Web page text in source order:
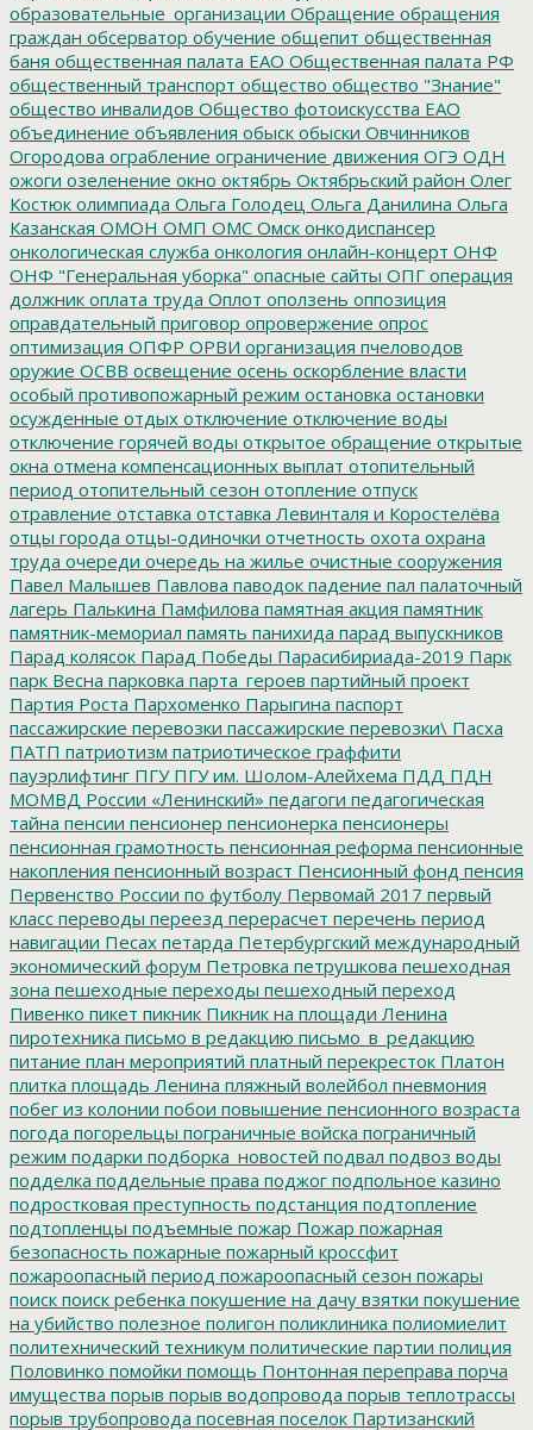
образовательные_организации Обращение обращения
граждан обсерватор обучение общепит общественная
баня общественная палата ЕАО Общественная палата РФ
общественный транспорт общество общество "Знание"
общество инвалидов Общество фотоискусства ЕАО
объединение объявления обыск обыски Овчинников
Огородова ограбление ограничение движения ОГЭ ОДН
ожоги озеленение окно октябрь Октябрьский район Олег
Костюк олимпиада Ольга Голодец Ольга Данилина Ольга
Казанская ОМОН ОМП ОМС Омск онкодиспансер
онкологическая служба онкология онлайн-концерт ОНФ
ОНФ "Генеральная уборка" опасные сайты ОПГ операция
должник оплата труда Оплот оползень оппозиция
оправдательный приговор опровержение опрос
оптимизация ОПФР ОРВИ организация пчеловодов
оружие ОСВВ освещение осень оскорбление власти
особый противопожарный режим остановка остановки
осужденные отдых отключение отключение воды
отключение горячей воды открытое обращение открытые
окна отмена компенсационных выплат отопительный
период отопительный сезон отопление отпуск
отравление отставка отставка Левинталя и Коростелёва
отцы города отцы-одиночки отчетность охота охрана
труда очереди очередь на жилье очистные сооружения
Павел Малышев Павлова паводок падение пал палаточный
лагерь Палькина Памфилова памятная акция памятник
памятник-мемориал память панихида парад выпускников
Парад колясок Парад Победы Парасибириада-2019 Парк
парк Весна парковка парта_героев партийный проект
Партия Роста Пархоменко Парыгина паспорт
пассажирские перевозки пассажирские перевозки\ Пасха
ПАТП патриотизм патриотическое граффити
пауэрлифтинг ПГУПГУ им. Шолом-Алейхема ПДД ПДН
МОМВД России «Ленинский» педагоги педагогическая
тайна пенсии пенсионер пенсионерка пенсионеры
пенсионная грамотность пенсионная реформа пенсионные
накопления пенсионный возраст Пенсионный фонд пенсия
Первенство России по футболу Первомай 2017 первый
класс переводы переезд перерасчет перечень период
навигации Песах петарда Петербургский международный
экономический форум Петровка петрушкова пешеходная
зона пешеходные переходы пешеходный переход
Пивенко пикет пикник Пикник на площади Ленина
пиротехника письмо в редакцию письмо_в_редакцию
питание план мероприятий платный перекресток Платон
плитка площадь Ленина пляжный волейбол пневмония
побег из колонии побои повышение пенсионного возраста
погода погорельцы пограничные войска пограничный
режим подарки подборка_новостей подвал подвоз воды
подделка поддельные права поджог подпольное казино
подростковая преступность подстанция подтопление
подтопленцы подъемные пожар Пожар пожарная
безопасность пожарные пожарный кроссфит
пожароопасный период пожароопасный сезон пожары
поиск поиск ребенка покушение на дачу взятки покушение
на убийство полезное полигон поликлиника полиомиелит
политехнический техникум политические партии полиция
Половинко помойки помощь Понтонная переправа порча
имущества порыв порыв водопровода порыв теплотрассы
порыв трубопровода посевная поселок Партизанский